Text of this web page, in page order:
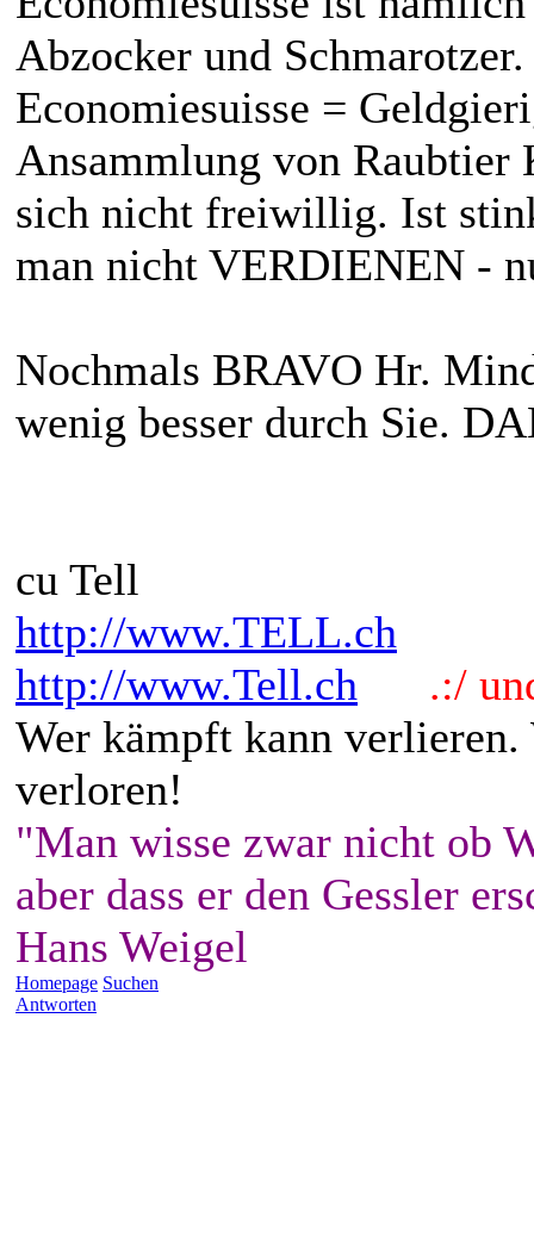
Abzocker und Schmarotzer.
Economiesuisse =
Ansammlung von Raubtier
sich nicht freiwillig. Ist
man nicht VERDIENEN -
Nochmals BRAVO Hr.
wenig besser durch Sie.
cu Tell
http://www.TELL.ch
http://www.Tell.ch
.:/
Wer kämpft kann
verloren!
"Man wisse zwar nicht ob
aber dass er den Gessler
Hans Weigel
Homepage Suchen
Antworten